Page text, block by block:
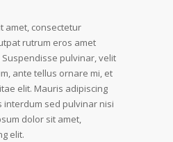
amet, consectetur
rutrum eros amet
pulvinar, velit
ante tellus ornare mi, et
elit. Mauris adipiscing
interdum sed pulvinar nisi
dolor sit amet,
elit.